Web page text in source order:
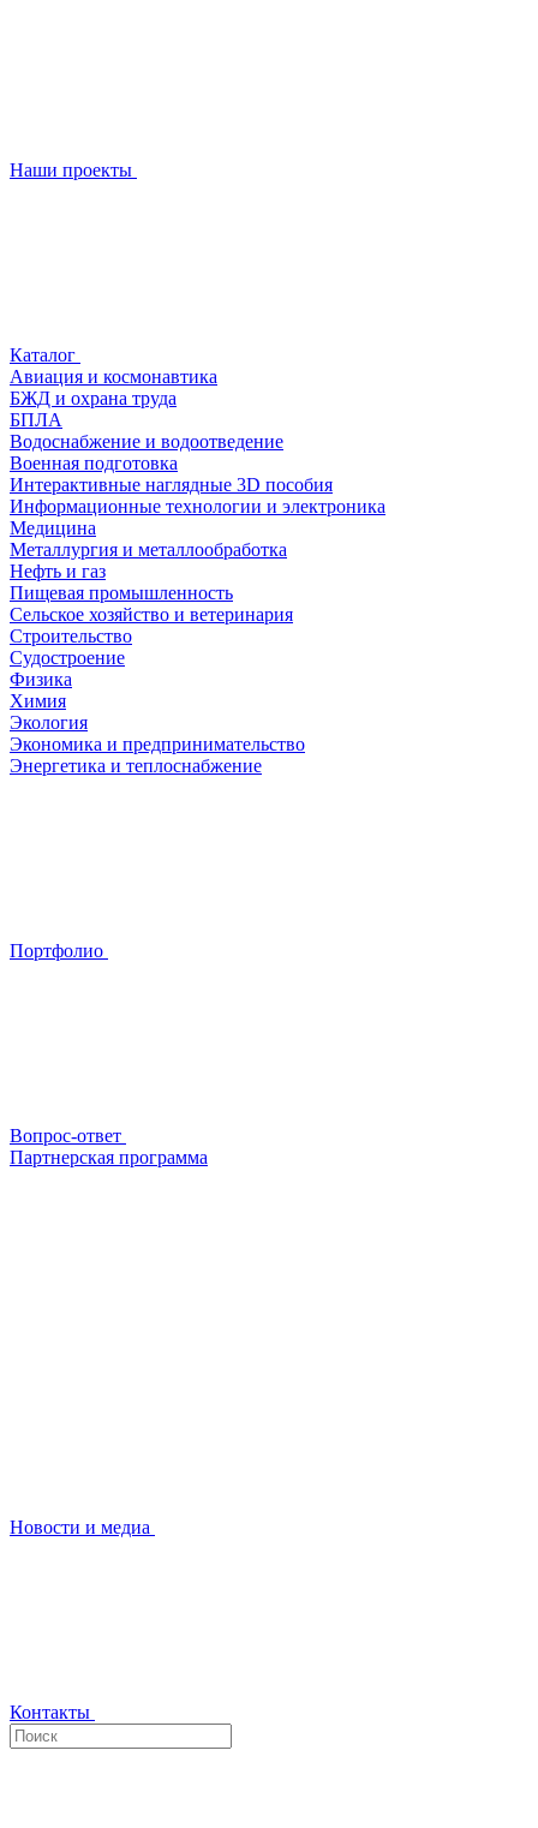
Наши проекты
Каталог
Авиация и космонавтика
БЖД и охрана труда
БПЛА
Водоснабжение и водоотведение
Военная подготовка
Интерактивные наглядные 3D пособия
Информационные технологии и электроника
Медицина
Металлургия и металлообработка
Нефть и газ
Пищевая промышленность
Сельское хозяйство и ветеринария
Строительство
Судостроение
Физика
Химия
Экология
Экономика и предпринимательство
Энергетика и теплоснабжение
Портфолио
Вопрос-ответ
Партнерская программа
Новости и медиа
Контакты